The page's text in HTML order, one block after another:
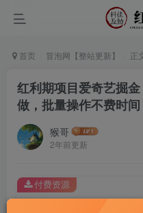
首页 冒泡网【整站更新】 正
红利期项目爱奇艺掘
做，批量操作不费时间
猴哥
2年前更新
付费资源